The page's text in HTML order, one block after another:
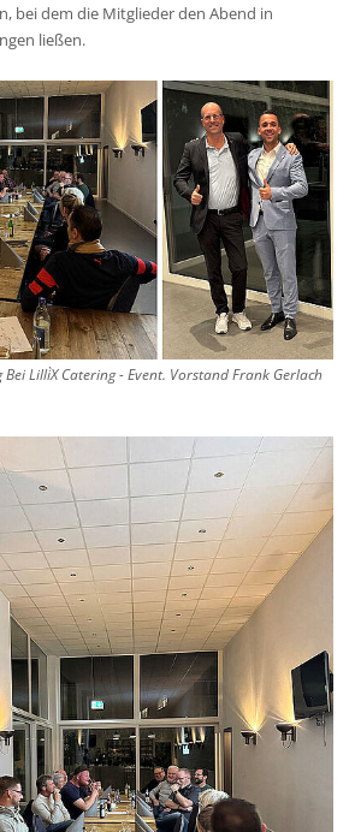
bei dem die Mitglieder den Abend in
ließen.
Lilli`X Catering - Event. Vorstand Frank Gerlach